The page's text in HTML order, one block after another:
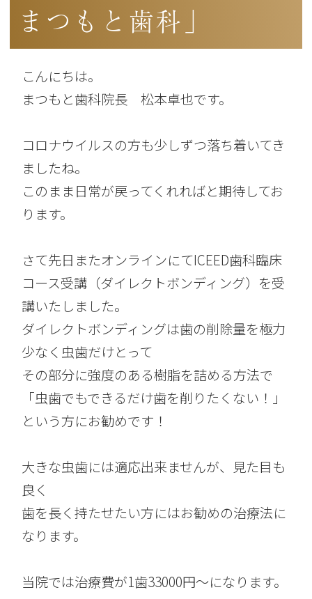
まつもと歯科」
こんにちは。
まつもと歯科院長 松本卓也です。
コロナウイルスの方も少しずつ落ち着いてき
ましたね。
このまま日常が戻ってくれればと期待してお
ります。
さて先日またオンラインにてICEED歯科臨床
コース受講（ダイレクトボンディング）を受
講いたしました。
ダイレクトボンディングは歯の削除量を極力
少なく虫歯だけとって
その部分に強度のある樹脂を詰める方法で
「虫歯でもできるだけ歯を削りたくない！」
という方にお勧めです！
大きな虫歯には適応出来ませんが、見た目も
良く
歯を長く持たせたい方にはお勧めの治療法に
なります。
当院では治療費が1歯33000円～になります。